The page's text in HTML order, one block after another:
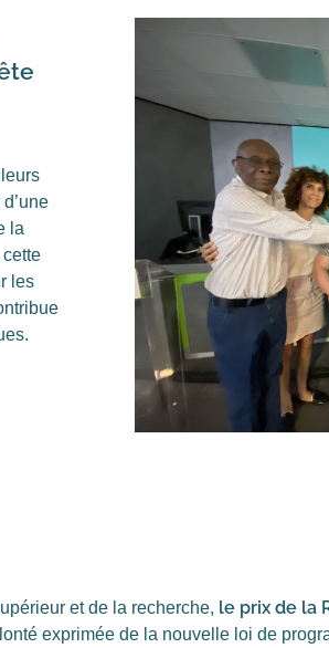
la
les
et de la recherche, le prix de la
exprimée de la nouvelle loi de